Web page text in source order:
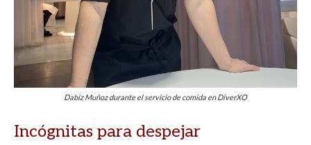
Dabiz Muñoz durante el servicio de comida en DiverXO
Incógnitas para despejar